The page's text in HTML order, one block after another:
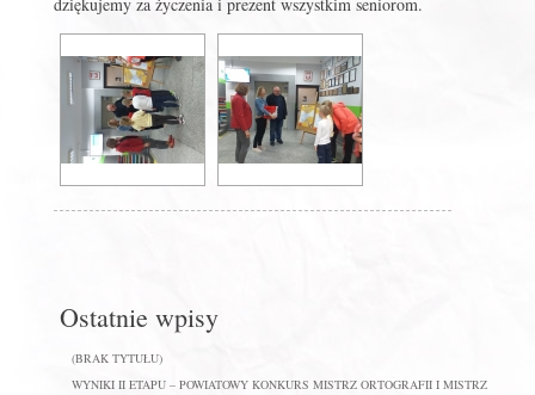
Ostatnie wpisy
(BRAK TYTUŁU)
WYNIKI II ETAPU – POWIATOWY KONKURS MISTRZ ORTOGRAFII I MISTRZ